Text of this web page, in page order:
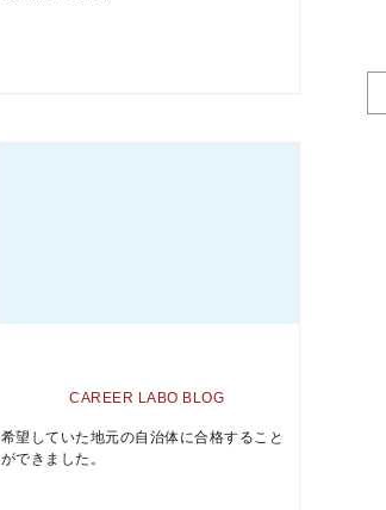
CAREER LABO BLOG
希望していた地元の自治体に合格すること
ができました。